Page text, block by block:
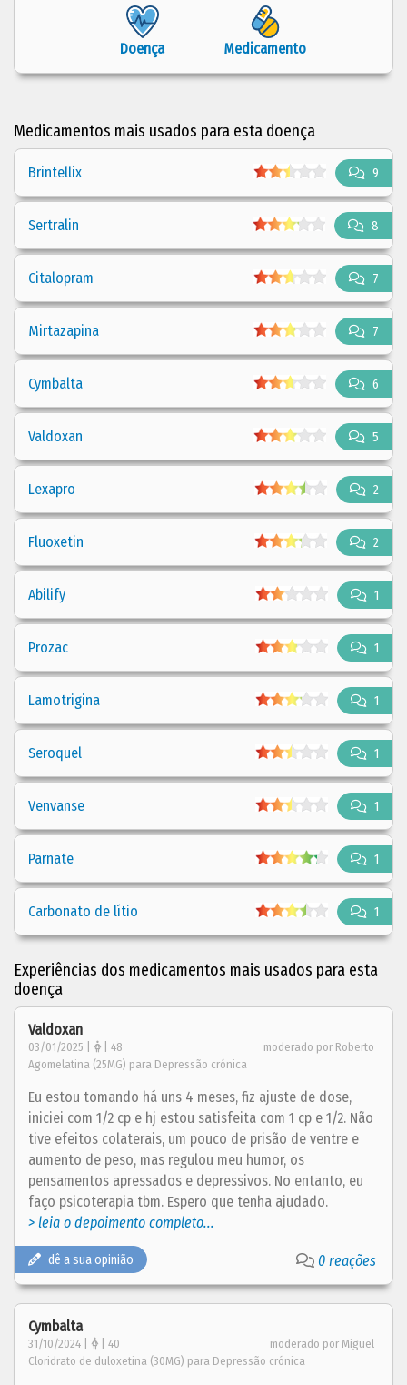
Doença Medicamento
Medicamentos mais usados para esta doença
9
Brintellix
8
Sertralin
7
Citalopram
7
Mirtazapina
6
Cymbalta
5
Valdoxan
2
Lexapro
2
Fluoxetin
1
Abilify
1
Prozac
1
Lamotrigina
1
Seroquel
1
Venvanse
1
Parnate
1
Carbonato de lítio
Experiências dos medicamentos mais usados para esta
doença
Valdoxan
03/01/2025 | | 48
moderado por Roberto
Agomelatina (25MG) para Depressão crónica
Eu estou tomando há uns 4 meses, fiz ajuste de dose,
iniciei com 1/2 cp e hj estou satisfeita com 1 cp e 1/2. Não
tive efeitos colaterais, um pouco de prisão de ventre e
aumento de peso, mas regulou meu humor, os
pensamentos apressados e depressivos. No entanto, eu
faço psicoterapia tbm. Espero que tenha ajudado.
> leia o depoimento completo...
dê a sua opinião 0 reações
Cymbalta
31/10/2024 | | 40
moderado por Miguel
Cloridrato de duloxetina (30MG) para Depressão crónica